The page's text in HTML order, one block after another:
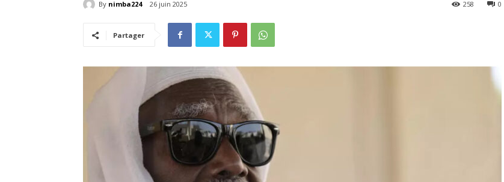
By nimba224 26 juin 2025 0
258
Partager